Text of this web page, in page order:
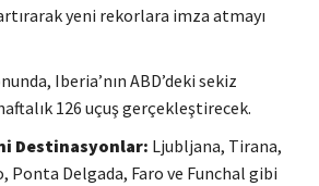
yeni rekorlara imza atmayı
Iberia’nın ABD’deki sekiz
126 uçuş gerçekleştirecek.
Destinasyonlar: Ljubljana, Tirana,
Ponta Delgada, Faro ve Funchal gibi